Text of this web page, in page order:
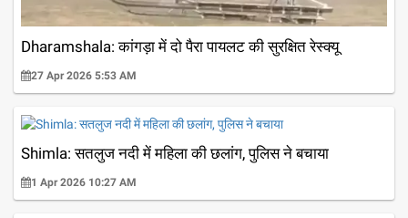
Dharamshala: कांगड़ा में दो पैरा पायलट की सुरक्षित रेस्क्यू
27 Apr 2026 5:53 AM
Shimla: सतलुज नदी में महिला की छलांग, पुलिस ने बचाया
1 Apr 2026 10:27 AM